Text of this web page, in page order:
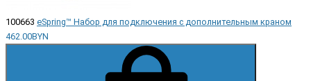
100663 eSpring™ Набор для подключения с дополнительным краном
462.00BYN